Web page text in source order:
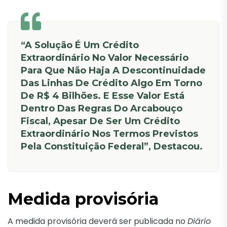
“A Solução É Um Crédito
Extraordinário No Valor Necessário
Para Que Não Haja A Descontinuidade
Das Linhas De Crédito Algo Em Torno
De R$ 4 Bilhões. E Esse Valor Está
Dentro Das Regras Do Arcabouço
Fiscal, Apesar De Ser Um Crédito
Extraordinário Nos Termos Previstos
Pela Constituição Federal”, Destacou.
Medida provisória
A medida provisória deverá ser publicada no Diário